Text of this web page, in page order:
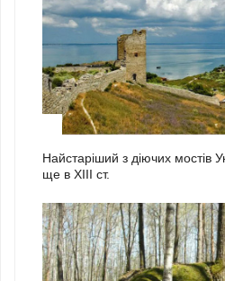
Найстаріший з діючих мостів
ще в ХІІІ ст.